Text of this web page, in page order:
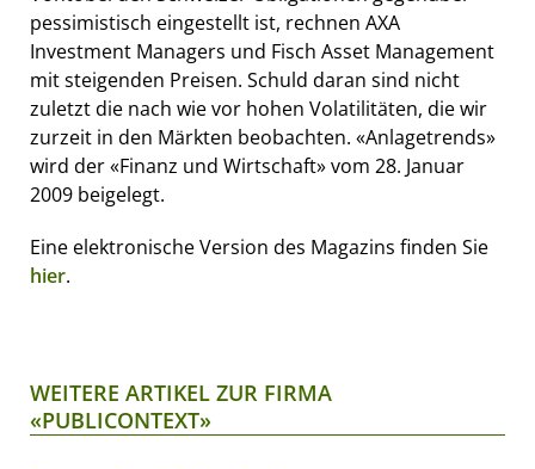
pessimistisch eingestellt ist, rechnen AXA
Investment Managers und Fisch Asset Management
mit steigenden Preisen. Schuld daran sind nicht
zuletzt die nach wie vor hohen Volatilitäten, die wir
zurzeit in den Märkten beobachten. «Anlagetrends»
wird der «Finanz und Wirtschaft» vom 28. Januar
2009 beigelegt.
Eine elektronische Version des Magazins finden Sie
hier.
WEITERE ARTIKEL ZUR FIRMA
«PUBLICONTEXT»